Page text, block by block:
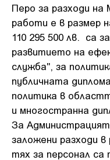
Перо за разходи
работи е в размер
110 295 500 лв. са
развитието на
служба", за
публичната
политика в
и многостранна
За
заложени разходи
тях за персонал са